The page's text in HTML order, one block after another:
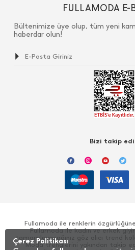
FULLAMODA E-
Bültenimize üye olup, tüm yeni
haberdar olun!
Bizi takip
Fullamoda ile renklerin
Fullamoda ile kadın ve erkek
tamamlayacağınız göz alıcı trend
Moda trendlerini yakından takip
Çerez Politikası